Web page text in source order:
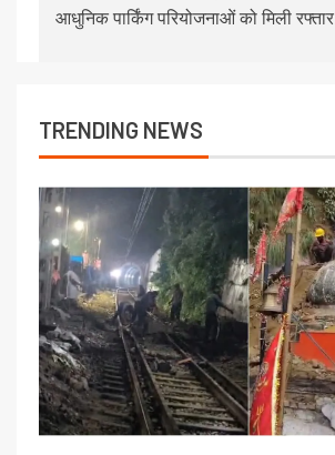
आधुनिक पार्किंग परियोजनाओं को मिली रफ्तार
TRENDING NEWS